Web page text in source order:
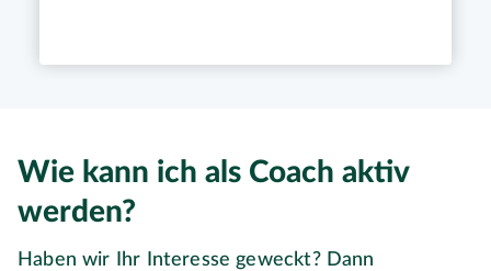
Wie kann ich als Coach aktiv
werden?
Haben wir Ihr Interesse geweckt? Dann